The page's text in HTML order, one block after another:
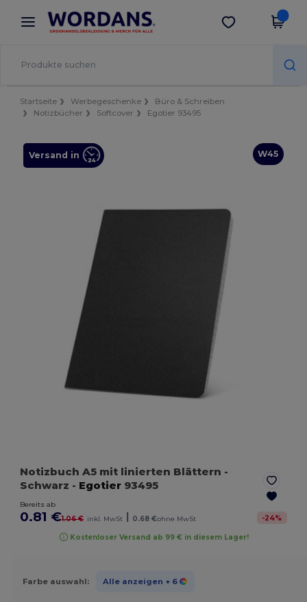
× Wordans App
Bessere Preise in der App!
App holen
Startseite Werbegeschenke
Büro & Schreiben
Notizbücher
Softcover Egotier 93495
W45
Versand in
Notizbuch A5 mit linierten Blättern -
Schwarz - Egotier 93495
Bereits ab
0.81 €1.06 € inkl. MwSt | 0.68 €ohne MwSt -24%
Kostenloser Versand ab 99 € in diesem Lager!
Farbe auswahl: Alle anzeigen + 6